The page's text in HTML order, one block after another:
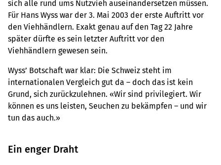
sich alle rund ums Nutzvieh auseinandersetzen müssen.
Für Hans Wyss war der 3. Mai 2003 der erste Auftritt vor
den Viehhändlern. Exakt genau auf den Tag 22 Jahre
später dürfte es sein letzter Auftritt vor den
Viehhändlern gewesen sein.
Wyss’ Botschaft war klar: Die Schweiz steht im
internationalen Vergleich gut da – doch das ist kein
Grund, sich zurückzulehnen. «Wir sind privilegiert. Wir
können es uns leisten, Seuchen zu bekämpfen – und wir
tun das auch.»
Ein enger Draht